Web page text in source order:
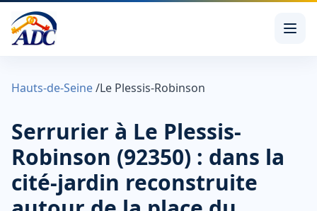
Hauts-de-Seine/Le Plessis-Robinson
Serrurier à Le Plessis-
Robinson (92350) : dans la
cité-jardin reconstruite